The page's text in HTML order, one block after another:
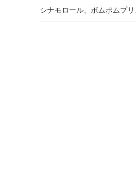
シナモロール、ポムポムプ